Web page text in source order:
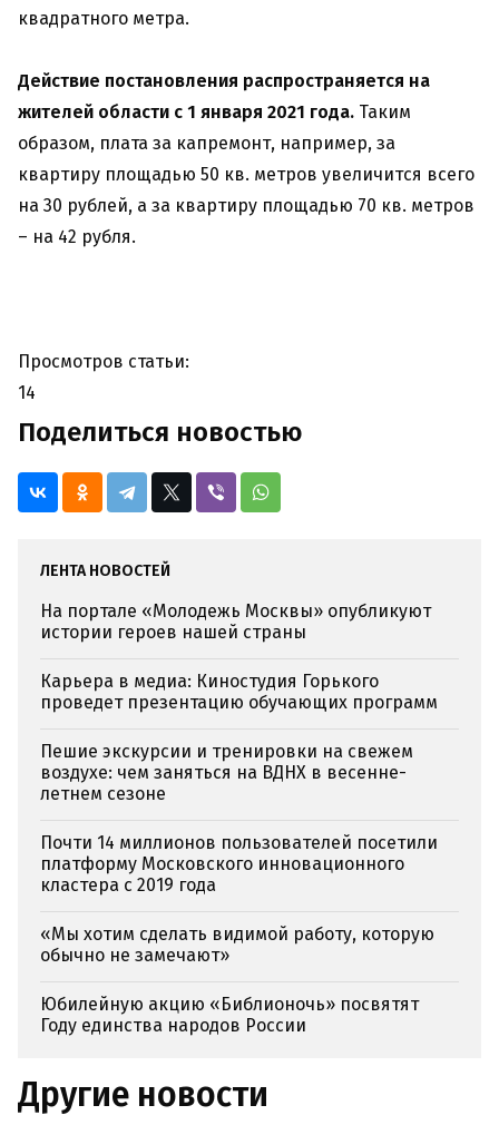
квадратного метра.
Действие постановления распространяется на
жителей области с 1 января 2021 года. Таким
образом, плата за капремонт, например, за
квартиру площадью 50 кв. метров увеличится всего
на 30 рублей, а за квартиру площадью 70 кв. метров
– на 42 рубля.
Просмотров статьи:
14
Поделиться новостью
ЛЕНТА НОВОСТЕЙ
На портале «Молодежь Москвы» опубликуют
истории героев нашей страны
Карьера в медиа: Киностудия Горького
проведет презентацию обучающих программ
Пешие экскурсии и тренировки на свежем
воздухе: чем заняться на ВДНХ в весенне-
летнем сезоне
Почти 14 миллионов пользователей посетили
платформу Московского инновационного
кластера с 2019 года
«Мы хотим сделать видимой работу, которую
обычно не замечают»
Юбилейную акцию «Библионочь» посвятят
Году единства народов России
Другие новости